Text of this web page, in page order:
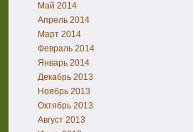
Май 2014
Апрель 2014
Март 2014
Февраль 2014
Январь 2014
Декабрь 2013
Ноябрь 2013
Октябрь 2013
Август 2013